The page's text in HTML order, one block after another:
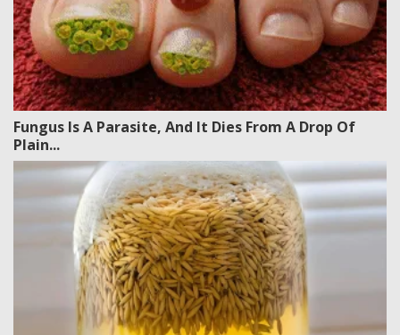
Fungus Is A Parasite, And It Dies From A Drop Of
Plain...